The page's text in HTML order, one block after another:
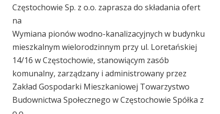
Częstochowie Sp. z o.o. zaprasza do składania ofert
na
Wymiana pionów wodno-kanalizacyjnych w budynku
mieszkalnym wielorodzinnym przy ul. Loretańskiej
14/16 w Częstochowie, stanowiącym zasób
komunalny, zarządzany i administrowany przez
Zakład Gospodarki Mieszkaniowej Towarzystwo
Budownictwa Społecznego w Częstochowie Spółka z